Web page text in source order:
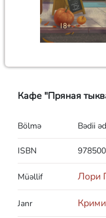
Кафе "Пряная
Bölmə Bədii
ISBN
Müəllif Лори
Janr